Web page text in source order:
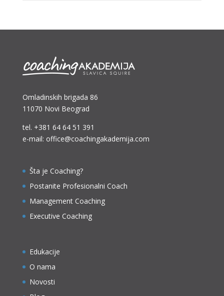
Omladinskih brigada 86
11070 Novi Beograd
tel. +381 64 64 51 391
e-mail: office@coachingakademija.com
Šta je Coaching?
Postanite Profesionalni Coach
Management Coaching
Executive Coaching
Edukacije
O nama
Novosti